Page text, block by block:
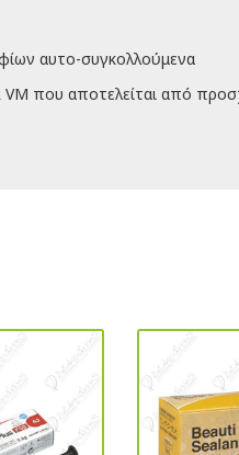
αυτο-συγκολλούμενα
που αποτελείται από